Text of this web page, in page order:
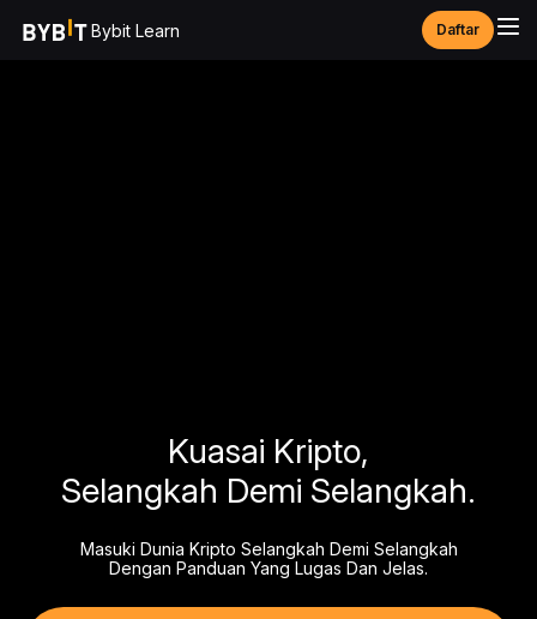
Bybit Learn Daftar
Kuasai Kripto,
Selangkah Demi Selangkah.
Masuki Dunia Kripto Selangkah Demi Selangkah
Dengan Panduan Yang Lugas Dan Jelas.